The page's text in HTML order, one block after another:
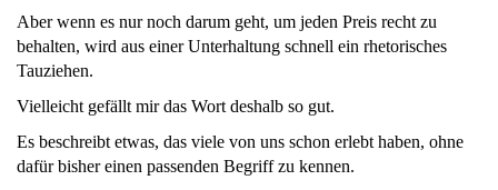
Aber wenn es nur noch darum geht, um jeden Preis recht zu
behalten, wird aus einer Unterhaltung schnell ein rhetorisches
Tauziehen.
Vielleicht gefällt mir das Wort deshalb so gut.
Es beschreibt etwas, das viele von uns schon erlebt haben, ohne
dafür bisher einen passenden Begriff zu kennen.